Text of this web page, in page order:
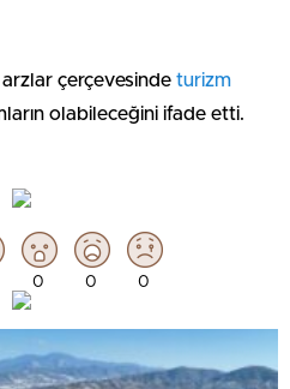
çerçevesinde turizm
olabileceğini ifade etti.
0 0 0